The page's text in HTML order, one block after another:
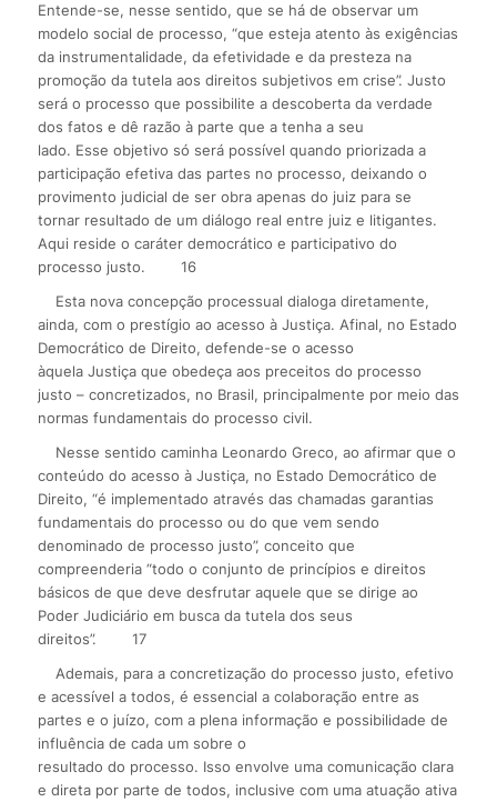
Entende-se, nesse sentido, que se há de observar um
modelo social de processo, “que esteja atento às exigências
da instrumentalidade, da efetividade e da presteza na
promoção da tutela aos direitos subjetivos em crise”. Justo
será o processo que possibilite a descoberta da verdade
dos fatos e dê razão à parte que a tenha a seu
lado. Esse objetivo só será possível quando priorizada a
participação efetiva das partes no processo, deixando o
provimento judicial de ser obra apenas do juiz para se
tornar resultado de um diálogo real entre juiz e litigantes.
Aqui reside o caráter democrático e participativo do
processo justo.
16
Esta nova concepção processual dialoga diretamente,
ainda, com o prestígio ao acesso à Justiça. Afinal, no Estado
Democrático de Direito, defende-se o acesso
àquela Justiça que obedeça aos preceitos do processo
justo – concretizados, no Brasil, principalmente por meio das
normas fundamentais do processo civil.
Nesse sentido caminha Leonardo Greco, ao afirmar que o
conteúdo do acesso à Justiça, no Estado Democrático de
Direito, “é implementado através das chamadas garantias
fundamentais do processo ou do que vem sendo
denominado de processo justo”, conceito que
compreenderia “todo o conjunto de princípios e direitos
básicos de que deve desfrutar aquele que se dirige ao
Poder Judiciário em busca da tutela dos seus
direitos”.
17
Ademais, para a concretização do processo justo, efetivo
e acessível a todos, é essencial a colaboração entre as
partes e o juízo, com a plena informação e possibilidade de
influência de cada um sobre o
resultado do processo. Isso envolve uma comunicação clara
e direta por parte de todos, inclusive com uma atuação ativa